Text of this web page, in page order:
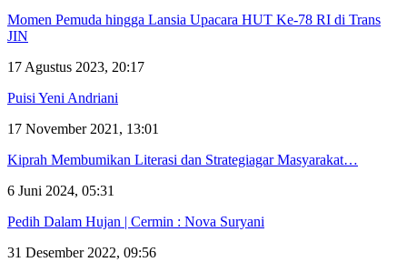
Momen Pemuda hingga Lansia Upacara HUT Ke-78 RI di Trans
JIN
17 Agustus 2023, 20:17
Puisi Yeni Andriani
17 November 2021, 13:01
Kiprah Membumikan Literasi dan Strategiagar Masyarakat…
6 Juni 2024, 05:31
Pedih Dalam Hujan | Cermin : Nova Suryani
31 Desember 2022, 09:56